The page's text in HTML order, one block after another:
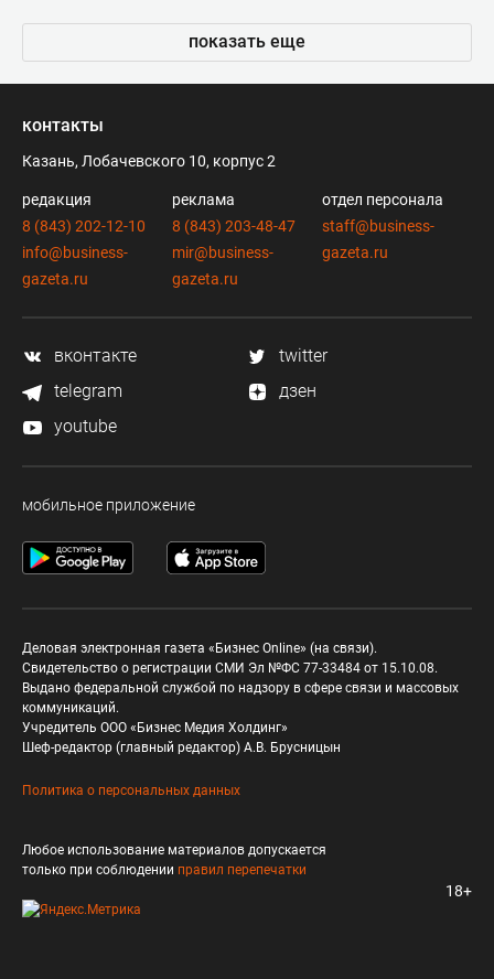
показать еще
контакты
Казань, Лобачевского 10, корпус 2
редакция
8 (843) 202-12-10
info@business-
gazeta.ru
реклама
8 (843) 203-48-47
mir@business-
gazeta.ru
отдел персонала
staff@business-
gazeta.ru
вконтакте
twitter
telegram
дзен
youtube
мобильное приложение
Деловая электронная газета «Бизнес Online» (на связи).
Свидетельство о регистрации СМИ Эл №ФС 77-33484 от 15.10.08.
Выдано федеральной службой по надзору в сфере связи и массовых
коммуникаций.
Учредитель ООО «Бизнес Медия Холдинг»
Шеф-редактор (главный редактор) А.В. Брусницын
Политика о персональных данных
Любое использование материалов допускается
только при соблюдении правил перепечатки
18+